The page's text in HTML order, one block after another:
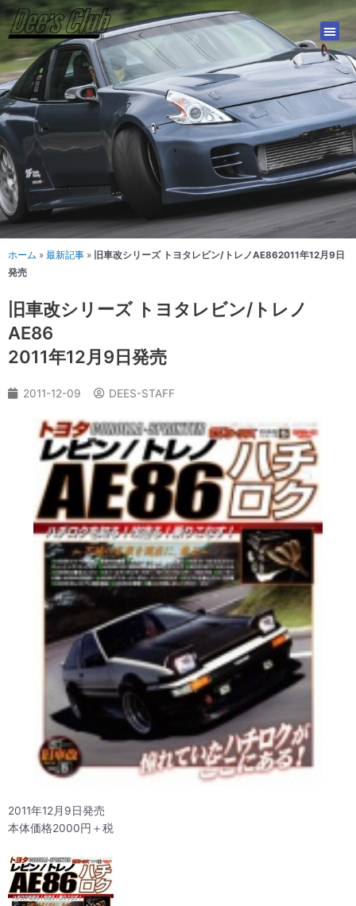
内
容
を
ス
キ
ッ
プ
ホーム » 最新記事 » 旧車改シリーズ トヨタレビン/トレノAE862011年12月9日
発売
旧車改シリーズ トヨタレビン/トレノ
AE86
2011年12月9日発売
2011-12-09 DEES-STAFF
2011年12月9日発売
本体価格2000円＋税